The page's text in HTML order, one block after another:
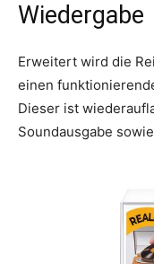
Wiedergabe
Erweitert wird die
einen
Dieser ist
Soundausgabe